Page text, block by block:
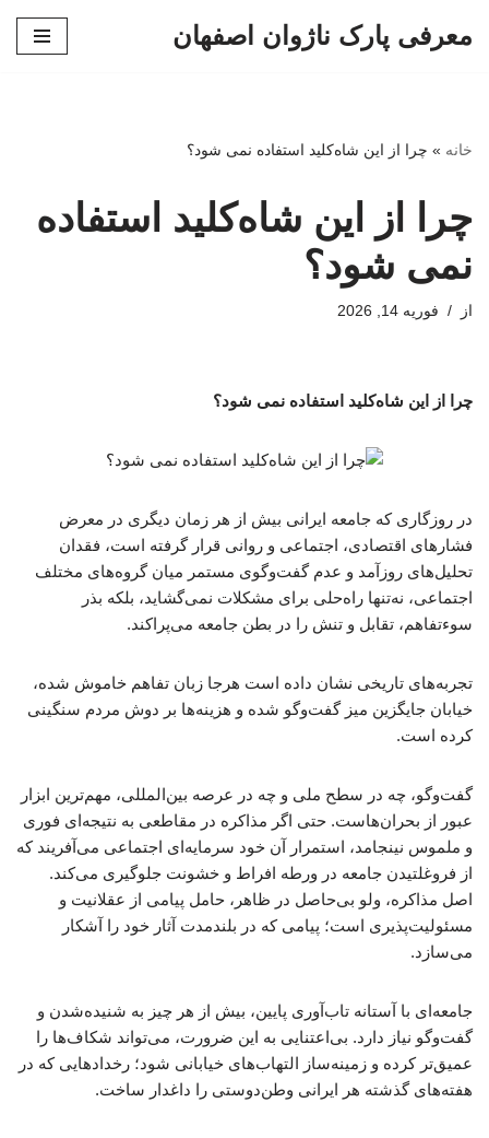
معرفی پارک ناژوان اصفهان
خانه » چرا از این شاه‌کلید استفاده نمی شود؟
چرا از این شاه‌کلید استفاده
نمی شود؟
از فوریه 14, 2026
چرا از این شاه‌کلید استفاده نمی شود؟
در روزگاری که جامعه ایرانی بیش از هر زمان دیگری در معرض
فشارهای اقتصادی، اجتماعی و روانی قرار گرفته است، فقدان
تحلیل‌های روزآمد و عدم گفت‌وگوی مستمر میان گروه‌های مختلف
اجتماعی، نه‌تنها راه‌حلی برای مشکلات نمی‌گشاید، بلکه بذر
سوءتفاهم، تقابل و تنش را در بطن جامعه می‌پراکند.
تجربه‌های تاریخی نشان داده است هرجا زبان تفاهم خاموش شده،
خیابان جایگزین میز گفت‌وگو شده و هزینه‌ها بر دوش مردم سنگینی
کرده است.
گفت‌وگو، چه در سطح ملی و چه در عرصه بین‌المللی، مهم‌ترین ابزار
عبور از بحران‌هاست. حتی اگر مذاکره در مقاطعی به نتیجه‌ای فوری
و ملموس نینجامد، استمرار آن خود سرمایه‌ای اجتماعی می‌آفریند که
از فروغلتیدن جامعه در ورطه افراط و خشونت جلوگیری می‌کند.
اصل مذاکره، ولو بی‌حاصل در ظاهر، حامل پیامی از عقلانیت و
مسئولیت‌پذیری است؛ پیامی که در بلندمدت آثار خود را آشکار
می‌سازد.
جامعه‌ای با آستانه تاب‌آوری پایین، بیش از هر چیز به شنیده‌شدن و
گفت‌وگو نیاز دارد. بی‌اعتنایی به این ضرورت، می‌تواند شکاف‌ها را
عمیق‌تر کرده و زمینه‌ساز التهاب‌های خیابانی شود؛ رخدادهایی که در
هفته‌های گذشته هر ایرانی وطن‌دوستی را داغدار ساخت.